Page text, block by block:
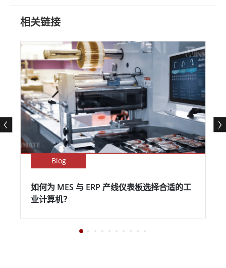
相关链接
Blog
如何为 MES 与 ERP 产线仪表板选择合适的工
业计算机？